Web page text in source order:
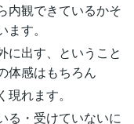
内観できているかそ
す。
に出す、ということ
体感はもちろん
れます。
る・受けていないに